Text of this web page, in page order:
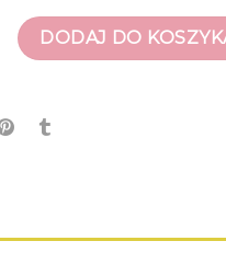
butyDODAJ DO